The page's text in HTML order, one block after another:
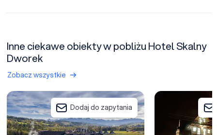
Inne ciekawe obiekty w pobliżu Hotel Skalny
Dworek
Zobacz wszystkie
Borowy Dwór - Biznes, Spa & Fun
Dodaj do zapytania
Perła Podhala